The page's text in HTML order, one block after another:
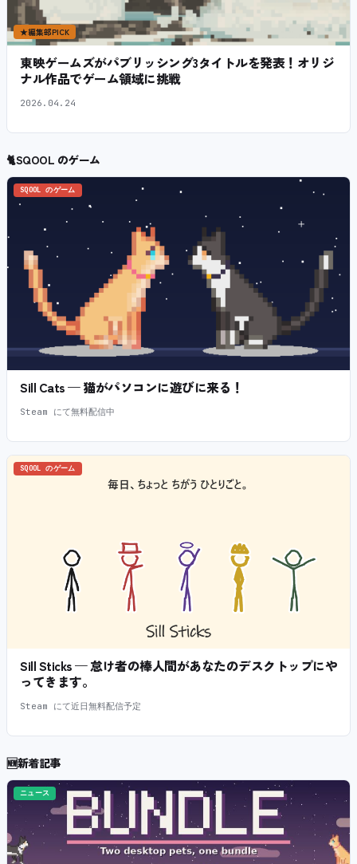
★編集部PICK
東映ゲームズがパブリッシング3タイトルを発表！オリジ
ナル作品でゲーム領域に挑戦
2026.04.24
🐈SQOOL のゲーム
SQOOL のゲーム
Sill Cats — 猫がパソコンに遊びに来る！
Steam にて無料配信中
SQOOL のゲーム
Sill Sticks — 怠け者の棒人間があなたのデスクトップにや
ってきます。
Steam にて近日無料配信予定
🆕新着記事
ニュース